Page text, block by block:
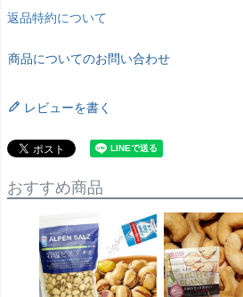
返品特約について
商品についてのお問い合わせ
レビューを書く
おすすめ商品